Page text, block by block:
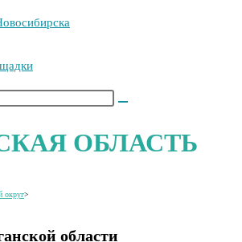
ОБЛАСТЬ
округ>
области